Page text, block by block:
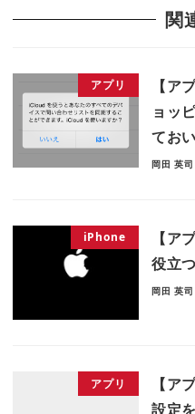
関
アプリ
【ア
ョッ
てお
岡田 英司
iPhone
【ア
役立
岡田 英司
アプリ
【
設定